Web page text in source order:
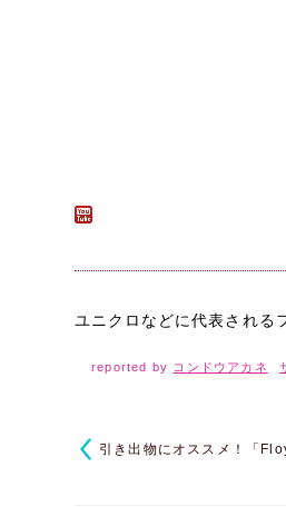
ユニクロなどに代表される
reported by コンドウアカネ
引き出物にオススメ！「